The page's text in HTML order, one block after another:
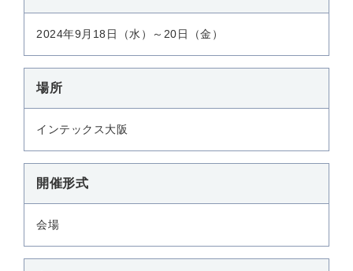
2024年9月18日（水）～20日（金）
場所
インテックス大阪
開催形式
会場